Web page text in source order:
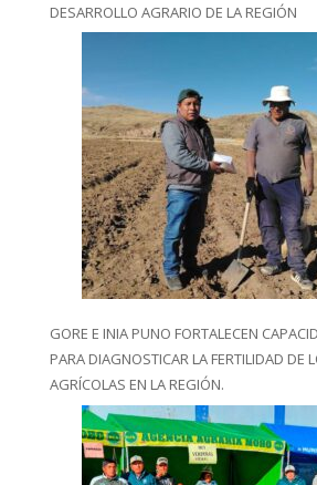
DESARROLLO AGRARIO DE LA REGIÓN
GORE E INIA PUNO FORTALECEN
PARA DIAGNOSTICAR LA FERTILIDAD DE
AGRÍCOLAS EN LA REGIÓN.